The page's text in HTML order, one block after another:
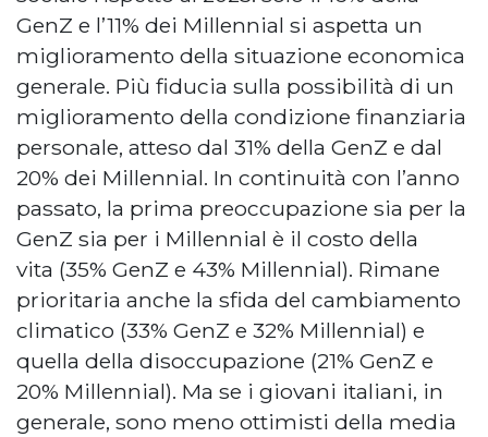
GenZ e l’11% dei Millennial si aspetta un
miglioramento della situazione economica
generale. Più fiducia sulla possibilità di un
miglioramento della condizione finanziaria
personale, atteso dal 31% della GenZ e dal
20% dei Millennial. In continuità con l’anno
passato, la prima preoccupazione sia per la
GenZ sia per i Millennial è il costo della
vita (35% GenZ e 43% Millennial). Rimane
prioritaria anche la sfida del cambiamento
climatico (33% GenZ e 32% Millennial) e
quella della disoccupazione (21% GenZ e
20% Millennial). Ma se i giovani italiani, in
generale, sono meno ottimisti della media